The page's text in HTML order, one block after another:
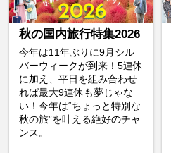
秋の国内旅行特集2026
今年は11年ぶりに9月シル
バーウィークが到来！5連休
に加え、平日を組み合わせ
れば最大9連休も夢じゃな
い！今年は“ちょっと特別な
秋の旅”を叶える絶好のチャ
ンス。